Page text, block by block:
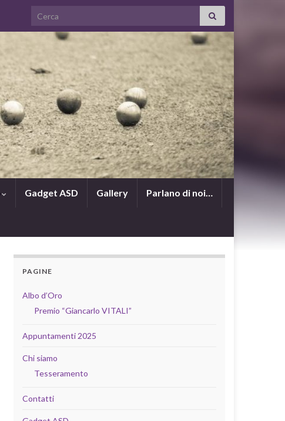
Search for:
Gadget ASD Gallery Parlano di noi…
PAGINE
Albo d’Oro
Premio “Giancarlo VITALI”
Appuntamenti 2025
Chi siamo
Tesseramento
Contatti